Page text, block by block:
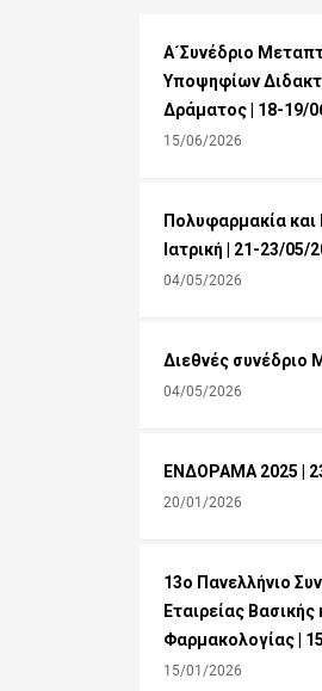
Α´Συνέδριο
Υποψηφίων
Δράματος | 18-19/
15/06/2026
Πολυφαρμακία και
Ιατρική | 21-23/05/
04/05/2026
Διεθνές συνέδριο
04/05/2026
ΕΝΔΟΡΑΜΑ 2025 |
20/01/2026
13ο Πανελλήνιο
Εταιρείας Βασικής
Φαρμακολογίας |
15/01/2026